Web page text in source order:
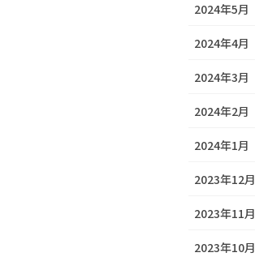
2024年5月
2024年4月
2024年3月
2024年2月
2024年1月
2023年12月
2023年11月
2023年10月